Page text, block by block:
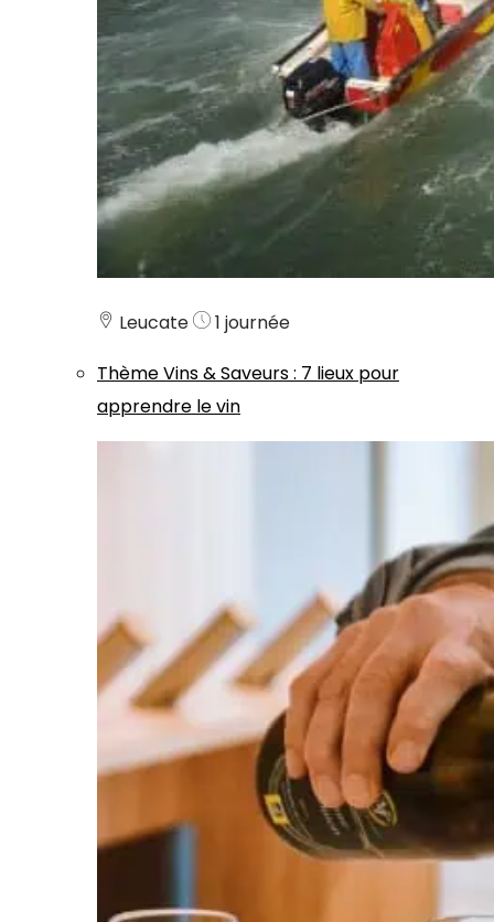
Leucate
1 journée
ThèmeVins & Saveurs: 7 lieux pour
apprendre le vin